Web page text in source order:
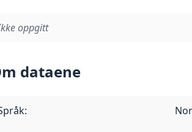
oppgitt
dataene
: